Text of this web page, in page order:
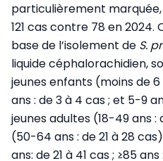
particulièrement marquée,
121 cas contre 78 en
base de l’isolement de S.
liquide céphalorachidien,
jeunes enfants (moins de 6
ans : de 3 à 4 cas ; et 5-9
jeunes adultes (18-49 ans :
(50-64 ans : de 21 à 28
ans: de 21 à 41 cas ; ≥85